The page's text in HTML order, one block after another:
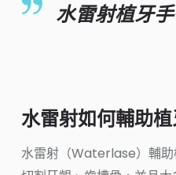
水雷射植牙
水雷射如何輔助植
水雷射（Waterlase）輔